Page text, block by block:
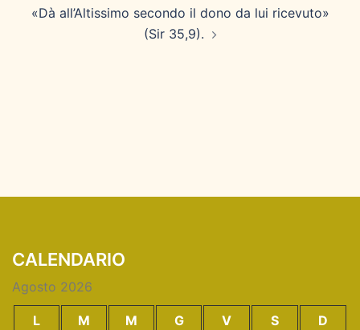
«Dà all’Altissimo secondo il dono da lui ricevuto»
(Sir 35,9).
CALENDARIO
Agosto 2026
L M M G V S
D